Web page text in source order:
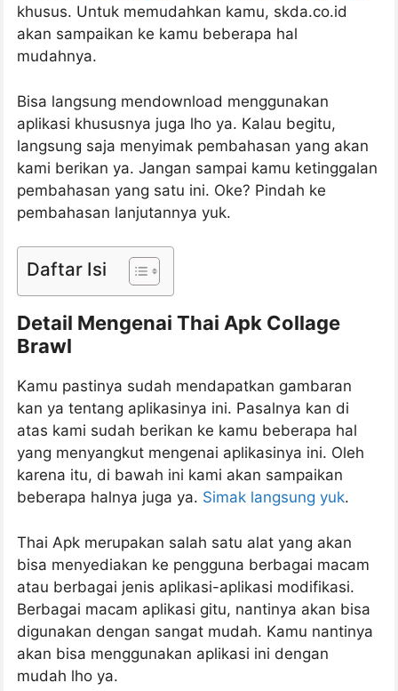
khusus. Untuk memudahkan kamu, skda.co.id
akan sampaikan ke kamu beberapa hal
mudahnya.
Bisa langsung mendownload menggunakan
aplikasi khususnya juga lho ya. Kalau begitu,
langsung saja menyimak pembahasan yang akan
kami berikan ya. Jangan sampai kamu ketinggalan
pembahasan yang satu ini. Oke? Pindah ke
pembahasan lanjutannya yuk.
Daftar Isi
Detail Mengenai Thai Apk Collage
Brawl
Kamu pastinya sudah mendapatkan gambaran
kan ya tentang aplikasinya ini. Pasalnya kan di
atas kami sudah berikan ke kamu beberapa hal
yang menyangkut mengenai aplikasinya ini. Oleh
karena itu, di bawah ini kami akan sampaikan
beberapa halnya juga ya. Simak langsung yuk.
Thai Apk merupakan salah satu alat yang akan
bisa menyediakan ke pengguna berbagai macam
atau berbagai jenis aplikasi-aplikasi modifikasi.
Berbagai macam aplikasi gitu, nantinya akan bisa
digunakan dengan sangat mudah. Kamu nantinya
akan bisa menggunakan aplikasi ini dengan
mudah lho ya.